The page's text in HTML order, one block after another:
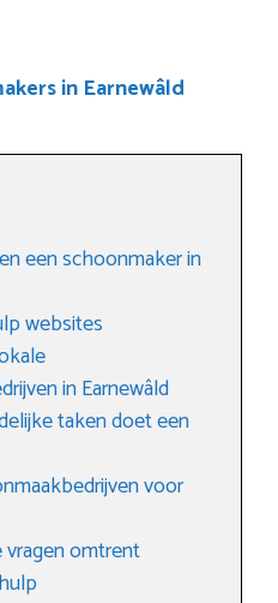
in Earnewâld
een schoonmaker in
websites
in Earnewâld
taken doet een
voor
omtrent